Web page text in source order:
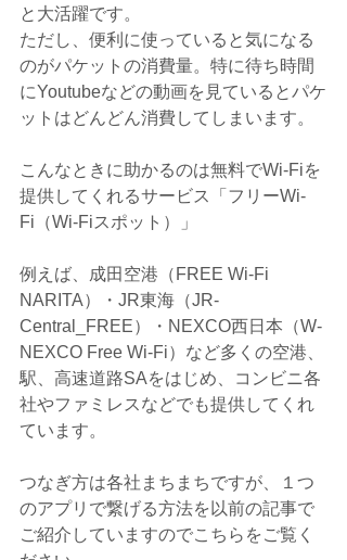
と大活躍です。
ただし、便利に使っていると気になる
のがパケットの消費量。特に待ち時間
にYoutubeなどの動画を見ているとパケ
ットはどんどん消費してしまいます。
こんなときに助かるのは無料でWi-Fiを
提供してくれるサービス「フリーWi-
Fi（Wi-Fiスポット）」
例えば、成田空港（FREE Wi-Fi
NARITA）・JR東海（JR-
Central_FREE）・NEXCO西日本（W-
NEXCO Free Wi-Fi）など多くの空港、
駅、高速道路SAをはじめ、コンビニ各
社やファミレスなどでも提供してくれ
ています。
つなぎ方は各社まちまちですが、１つ
のアプリで繋げる方法を以前の記事で
ご紹介していますのでこちらをご覧く